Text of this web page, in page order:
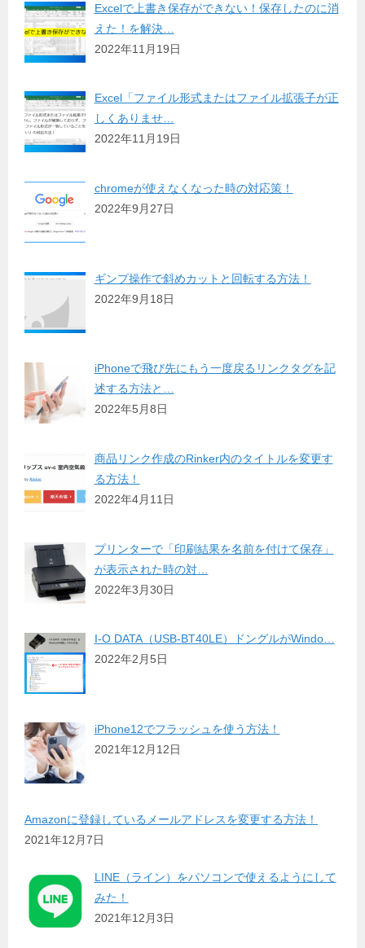
Excelで上書き保存ができない！保存したのに消
えた！を解決…
2022年11月19日
Excel「ファイル形式またはファイル拡張子が正
しくありませ…
2022年11月19日
chromeが使えなくなった時の対応策！
2022年9月27日
ギンプ操作で斜めカットと回転する方法！
2022年9月18日
iPhoneで飛び先にもう一度戻るリンクタグを記
述する方法と…
2022年5月8日
商品リンク作成のRinker内のタイトルを変更す
る方法！
2022年4月11日
プリンターで「印刷結果を名前を付けて保存」
が表示された時の対…
2022年3月30日
I-O DATA（USB-BT40LE）ドングルがWindo…
2022年2月5日
iPhone12でフラッシュを使う方法！
2021年12月12日
Amazonに登録しているメールアドレスを変更する方法！
2021年12月7日
LINE（ライン）をパソコンで使えるようにして
みた！
2021年12月3日